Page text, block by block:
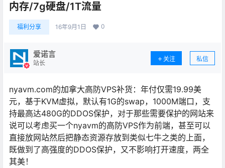
内存/7g硬盘/1T流量
福利分享 16年9月1日 0
爱诺言
站长
关注 私信
nyavm.com的加拿大高防VPS补货：年付仅需19.99美
元，基于KVM虚拟，默认有1G的swap，1000M端口，支
持最高达480G的DDOS保护，对于那些需要保护的网站来
说可以考虑买一个nyavm的高防VPS作为前端，甚至可以
直接放网站然后把静态资源存放到类似七牛之类的上面，
既做到了高强度的DDOS保护，又不影响打开速度，两全
其美！